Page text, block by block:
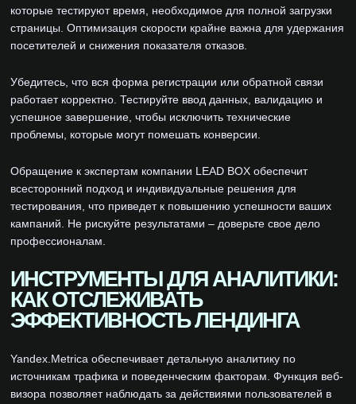
которые тестируют время, необходимое для полной загрузки
страницы. Оптимизация скорости крайне важна для удержания
посетителей и снижения показателя отказов.
Убедитесь, что вся форма регистрации или обратной связи
работает корректно. Тестируйте ввод данных, валидацию и
успешное завершение, чтобы исключить технические
проблемы, которые могут помешать конверсии.
Обращение к экспертам компании LEAD BOX обеспечит
всесторонний подход и индивидуальные решения для
тестирования, что приведет к повышению успешности ваших
кампаний. Не рискуйте результатами – доверьте свое дело
профессионалам.
ИНСТРУМЕНТЫ ДЛЯ АНАЛИТИКИ:
КАК ОТСЛЕЖИВАТЬ
ЭФФЕКТИВНОСТЬ ЛЕНДИНГА
Yandex.Metrica обеспечивает детальную аналитику по
источникам трафика и поведенческим факторам. Функция веб-
визора позволяет наблюдать за действиями пользователей в